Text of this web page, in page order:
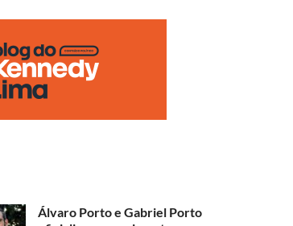
Álvaro Porto e Gabriel Porto